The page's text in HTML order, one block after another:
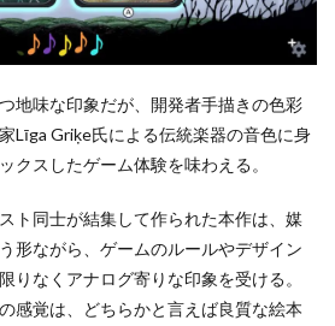
地味な印象だが、開発者手描きの色彩
Līga Griķe氏による伝統楽器の音色に身
クスしたゲーム体験を味わえる。
ト同士が結集して作られた本作は、媒
形ながら、ゲームのルールやデザイン
りなくアナログ寄りな印象を受ける。
感覚は、どちらかと言えば良質な絵本